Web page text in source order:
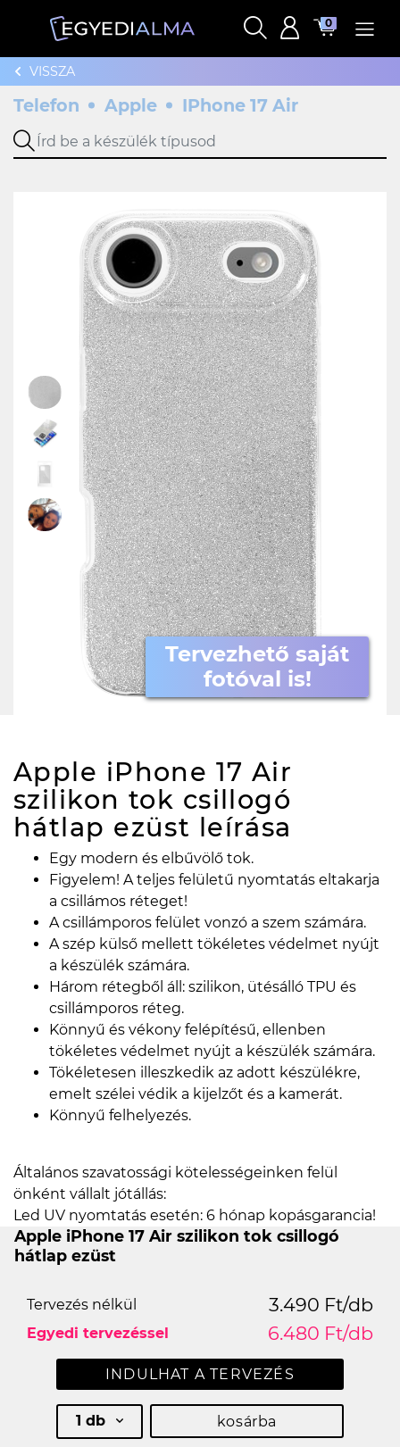
0
VISSZA
Telefon Apple IPhone 17 Air
Tervezhető saját
fotóval is!
Apple iPhone 17 Air
szilikon tok csillogó
hátlap ezüst leírása
Egy modern és elbűvölő tok.
Figyelem! A teljes felületű nyomtatás eltakarja
a csillámos réteget!
A csillámporos felület vonzó a szem számára.
A szép külső mellett tökéletes védelmet nyújt
a készülék számára.
Három rétegből áll: szilikon, ütésálló TPU és
csillámporos réteg.
Könnyű és vékony felépítésű, ellenben
tökéletes védelmet nyújt a készülék számára.
Tökéletesen illeszkedik az adott készülékre,
emelt szélei védik a kijelzőt és a kamerát.
Könnyű felhelyezés.
Általános szavatossági kötelességeinken felül
önként vállalt jótállás:
Led UV nyomtatás esetén: 6 hónap kopásgarancia!
Apple iPhone 17 Air szilikon tok csillogó
hátlap ezüst
Tervezés nélkül 3.490 Ft/db
Egyedi tervezéssel 6.480 Ft/db
INDULHAT A TERVEZÉS
1 db kosárba